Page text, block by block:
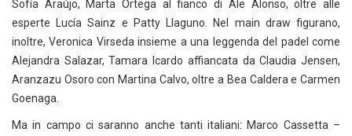
Sofía Araújo, Marta Ortega al fianco di Ale Alonso, oltre alle
esperte Lucía Sainz e Patty Llaguno. Nel main draw figurano,
inoltre, Veronica Virseda insieme a una leggenda del padel come
Alejandra Salazar, Tamara Icardo affiancata da Claudia Jensen,
Aranzazu Osoro con Martina Calvo, oltre a Bea Caldera e Carmen
Goenaga.
Ma in campo ci saranno anche tanti italiani: Marco Cassetta –